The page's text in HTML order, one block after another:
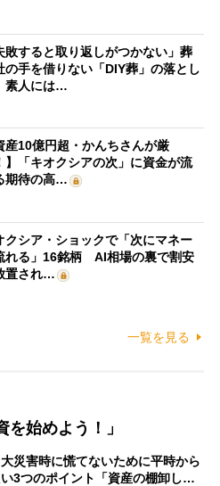
敗すると取り返しがつかない」葬
の手を借りない「DIY葬」の落とし
人には…
産10億円超・かんちさんが厳
】「キオクシアの次」に資金が流
期待の高…
クシア・ショックで「次にマネー
れる」16銘柄 AI相場の裏で割安
置され…
一覧を見る
始めよう！」
大災害時に慌てないために平時から
3つのポイント「資産の棚卸し…